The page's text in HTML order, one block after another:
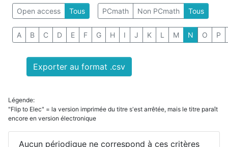
Open access Tous PCmath Non PCmath Tous
A B C D E F G H I J K L M N O P
Exporter au format .csv
Légende:
"Flip to Elec" = la version imprimée du titre s'est arrêtée, mais le titre paraît
encore en version électronique
Aucun périodique ne correspond à ces critères